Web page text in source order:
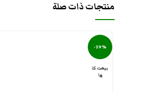
منتجات ذات صلة
-19%
بيعت كل
ها